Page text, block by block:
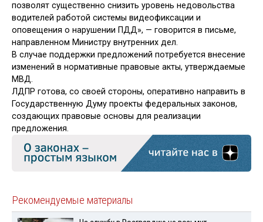
позволят существенно снизить уровень недовольства
водителей работой системы видеофиксации и
оповещения о нарушении ПДД», — говорится в письме,
направленном Министру внутренних дел.
В случае поддержки предложений потребуется внесение
изменений в нормативные правовые акты, утверждаемые
МВД.
ЛДПР готова, со своей стороны, оперативно направить в
Государственную Думу проекты федеральных законов,
создающих правовые основы для реализации
предложения.
Рекомендуемые материалы